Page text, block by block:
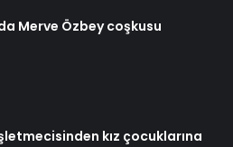
Merve Özbey coşkusu
kız çocuklarına